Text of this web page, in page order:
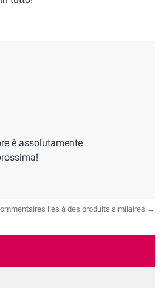
è assolutamente
liés à des produits similaires →